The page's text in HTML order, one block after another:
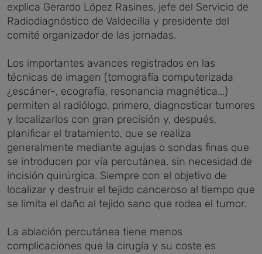
explica Gerardo López Rasines, jefe del Servicio de
Radiodiagnóstico de Valdecilla y presidente del
comité organizador de las jornadas.
Los importantes avances registrados en las
técnicas de imagen (tomografía computerizada
¿escáner-, ecografía, resonancia magnética...)
permiten al radiólogo, primero, diagnosticar tumores
y localizarlos con gran precisión y, después,
planificar el tratamiento, que se realiza
generalmente mediante agujas o sondas finas que
se introducen por vía percutánea, sin necesidad de
incisión quirúrgica. Siempre con el objetivo de
localizar y destruir el tejido canceroso al tiempo que
se limita el daño al tejido sano que rodea el tumor.
La ablación percutánea tiene menos
complicaciones que la cirugía y su coste es